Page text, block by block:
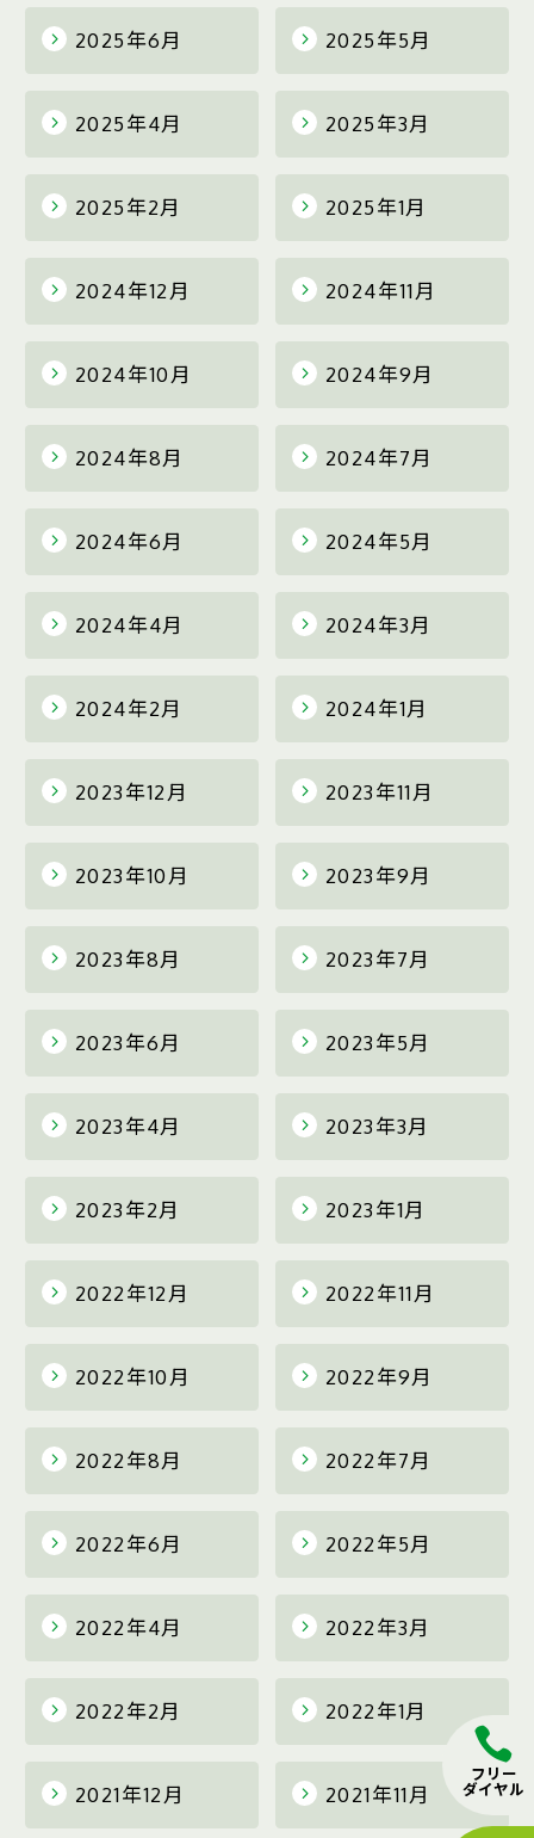
フリー
ダイヤル
2025年6月 2025年5月
2025年4月 2025年3月
2025年2月 2025年1月
2024年12月 2024年11月
2024年10月 2024年9月
2024年8月 2024年7月
2024年6月 2024年5月
2024年4月 2024年3月
2024年2月 2024年1月
2023年12月 2023年11月
2023年10月 2023年9月
2023年8月 2023年7月
2023年6月 2023年5月
2023年4月 2023年3月
2023年2月 2023年1月
2022年12月 2022年11月
2022年10月 2022年9月
2022年8月 2022年7月
2022年6月 2022年5月
2022年4月 2022年3月
2022年2月 2022年1月
2021年12月 2021年11月